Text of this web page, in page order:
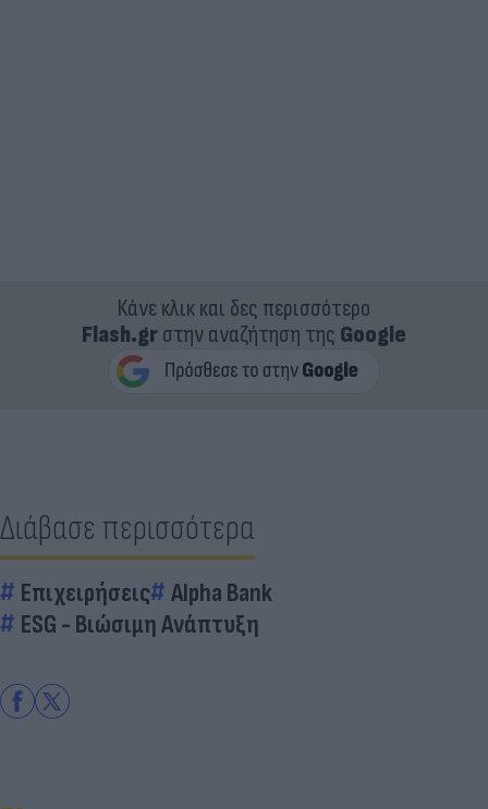
Κάνε κλικ και δες περισσότερο
Flash.grστην αναζήτηση της Google
Διάβασε περισσότερα
Επιχειρήσεις
Alpha Bank
ESG - Bιώσιμη Aνάπτυξη